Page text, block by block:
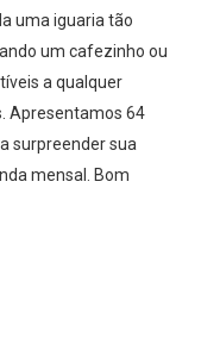
uma iguaria tão
um cafezinho ou
a qualquer
Apresentamos 64
surpreender sua
mensal. Bom